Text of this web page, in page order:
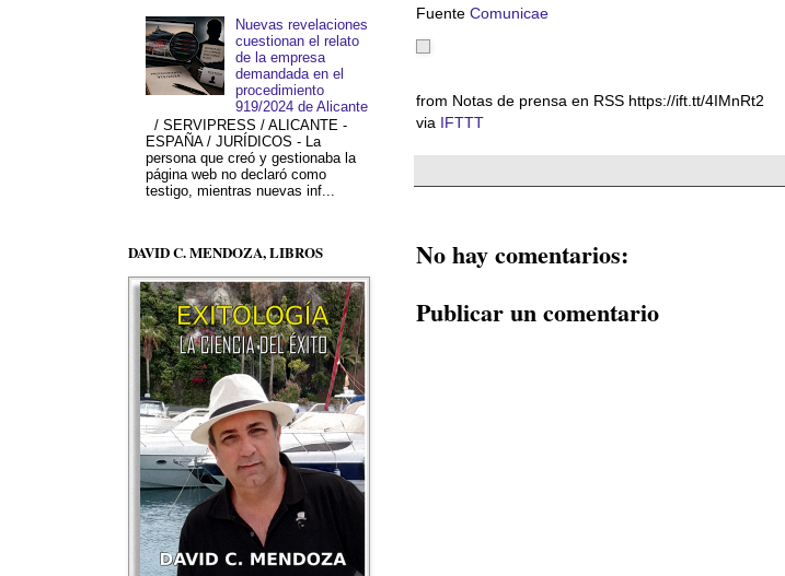
Fuente Comunicae
from Notas de prensa en RSS https://ift.tt/4IMnRt2
via IFTTT
No hay comentarios:
Publicar un comentario
Nuevas revelaciones
cuestionan el relato
de la empresa
demandada en el
procedimiento
919/2024 de Alicante
/ SERVIPRESS / ALICANTE -
ESPAÑA / JURÍDICOS - La
persona que creó y gestionaba la
página web no declaró como
testigo, mientras nuevas inf...
DAVID C. MENDOZA, LIBROS